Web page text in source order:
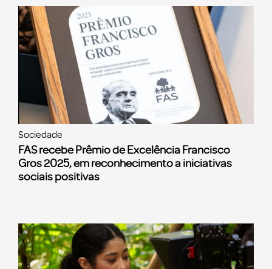
Sociedade
FAS recebe Prêmio de Excelência Francisco
Gros 2025, em reconhecimento a iniciativas
sociais positivas